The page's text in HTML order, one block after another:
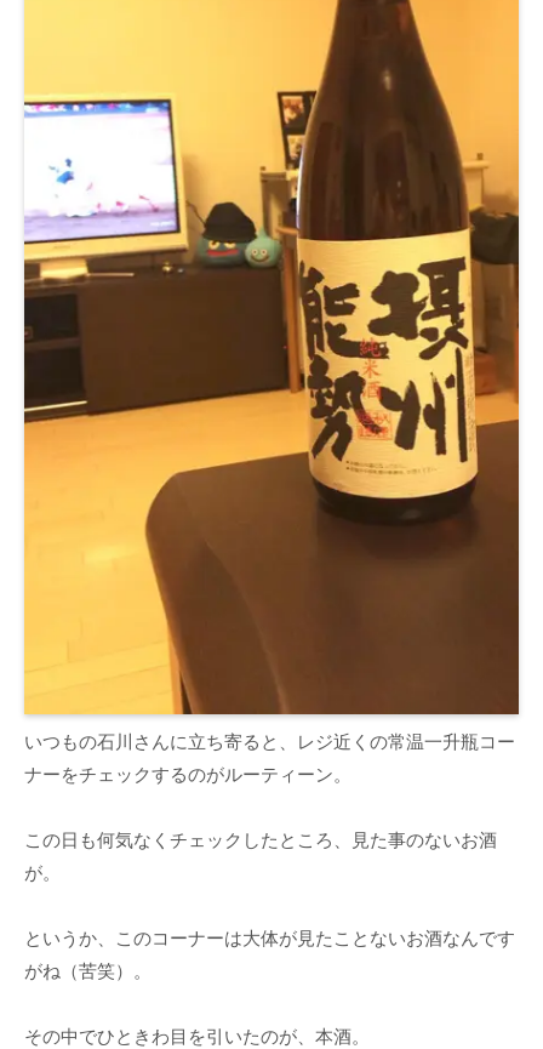
いつもの石川さんに立ち寄ると、レジ近くの常温一升瓶コー
ナーをチェックするのがルーティーン。
この日も何気なくチェックしたところ、見た事のないお酒
が。
というか、このコーナーは大体が見たことないお酒なんです
がね（苦笑）。
その中でひときわ目を引いたのが、本酒。